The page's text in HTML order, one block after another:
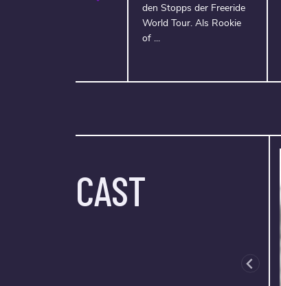
den Stopps der Freeride
World Tour. Als Rookie
of ...
CAST